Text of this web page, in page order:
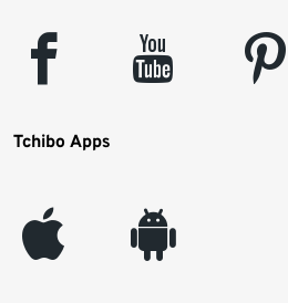
facebook youtube pinterest
Tchibo Apps
appleinc android